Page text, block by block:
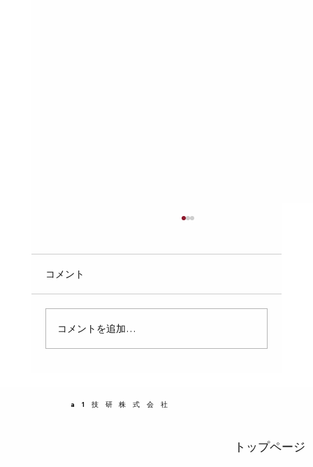
配管工事において、パイプの支持間隔（支持ピ
ッチ）は非常に重要なポイントです。適切な支
持間隔を守らなければ、パイプが自重や内部の
水の重さでたわみ、破損や漏水の原因になりま
供します。 支持間隔が重要な理由 パイプは自
コメント
コメントを追加…
a1技研株式会社
トップページ